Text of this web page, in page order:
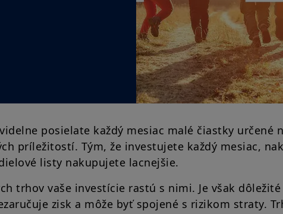
posielate každý mesiac malé čiastky určené
príležitostí. Tým, že investujete každý mesiac,
listy nakupujete lacnejšie.
trhov vaše investície rastú s nimi. Je však
zisk a môže byť spojené s rizikom straty.